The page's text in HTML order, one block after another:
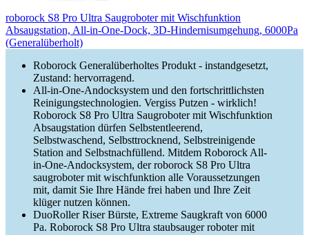
roborock S8 Pro Ultra Saugroboter mit Wischfunktion
Absaugstation, All-in-One-Dock, 3D-Hindernisumgehung, 6000Pa
(Generalüberholt)
Roborock Generalüberholtes Produkt - instandgesetzt,
Zustand: hervorragend.
All-in-One-Andocksystem und den fortschrittlichsten
Reinigungstechnologien. Vergiss Putzen - wirklich!
Roborock S8 Pro Ultra Saugroboter mit Wischfunktion
Absaugstation dürfen Selbstentleerend,
Selbstwaschend, Selbsttrocknend, Selbstreinigende
Station and Selbstnachfüllend. Mitdem Roborock All-
in-One-Andocksystem, der roborock S8 Pro Ultra
saugroboter mit wischfunktion alle Voraussetzungen
mit, damit Sie Ihre Hände frei haben und Ihre Zeit
klüger nutzen können.
DuoRoller Riser Bürste, Extreme Saugkraft von 6000
Pa. Roborock S8 Pro Ultra staubsauger roboter mit